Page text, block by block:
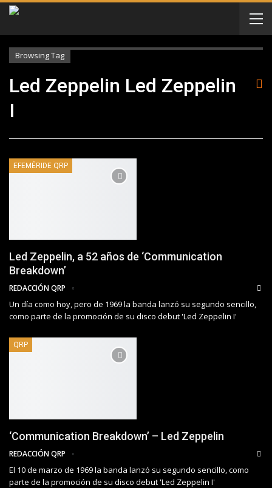
Browsing Tag
Led Zeppelin Led Zeppelin
I
EFEMÉRIDE QRP
Led Zeppelin, a 52 años de ‘Communication
Breakdown’
REDACCIÓN QRP
Un día como hoy, pero de 1969 la banda lanzó su segundo sencillo,
como parte de la promoción de su disco debut 'Led Zeppelin I'
QRP
‘Communication Breakdown’ – Led Zeppelin
REDACCIÓN QRP
El 10 de marzo de 1969 la banda lanzó su segundo sencillo, como
parte de la promoción de su disco debut 'Led Zeppelin I'